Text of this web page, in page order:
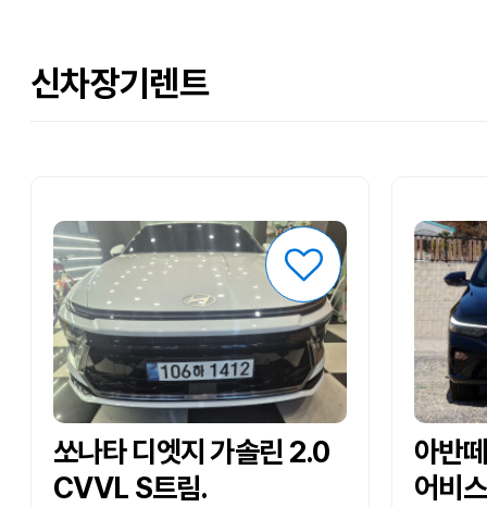
신차장기렌트
쏘나타 디엣지 가솔린 2.0
CVVL S트림.
아반
어비